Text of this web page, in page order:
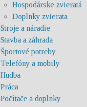
Hospodárske zvieratá
Doplnky zvierata
Stroje a náradie
Stavba a záhrada
Športové potreby
Telefóny a mobily
Hudba
Práca
Počítače a doplnky